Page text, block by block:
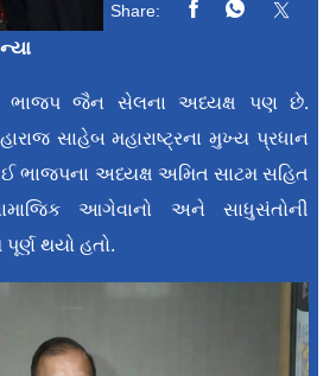
Share:
ભાજપ જૈન સેલના અધ્યક્ષ પણ છે.
સાહેબ મહારાષ્ટ્રના મુખ્ય પ્રધાન
ભાજપના અધ્યક્ષ અમિત સાટમ સહિત
આગેવાનો અને સાધુસંતોની
થયો હતો.